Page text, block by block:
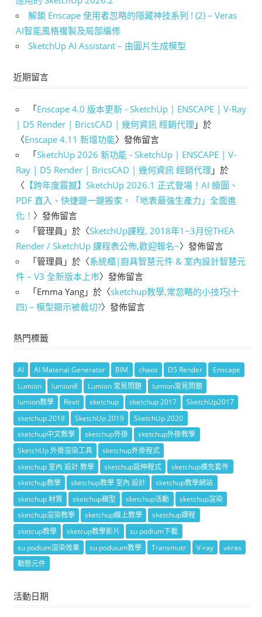
解鎖 Enscape 使用者忽略的隱藏神技系列 ! (2) – Veras
AI智能風格複製及局部編修
SketchUp AI Assistant – 由圖片生成模型
近期留言
「Enscape 4.0 版本更新 - SketchUp | ENSCAPE | V-Ray
| D5 Render | BricsCAD | 幾何資訊 經銷代理 」於
〈Enscape 4.11 新增功能〉發佈留言
「SketchUp 2026 新功能 - SketchUp | ENSCAPE | V-
Ray | D5 Render | BricsCAD | 幾何資訊 經銷代理 」於
〈 【跨年度震撼】SketchUp 2026.1 正式登場！AI 繪圖、
PDF 直入、快捷鍵一鍵搬家，「地表最強生產力」全面進
化！ 〉發佈留言
「管理員 」於〈SketchUp課程, 2018年1~3月份THEA
Render / SketchUp 課程表公佈,歡迎報名~〉發佈留言
「管理員 」於〈系統櫃|廚具智慧元件 & 室內設計智慧元
件 – V3 全新版本上市〉發佈留言
「Emma Yang 」於〈sketchup教學,常忽略的小技巧(十
四) – 模型顯示被裁切?〉發佈留言
熱門標籤
AI AI Material Generator BIM chaos D5 Render
Enscape
Lumion
lumion8 Lumion 常見問題
lumion常見問題
lumion教學
Revit sketchup sketchup 2017
SketchUp2017
sketchup 2018
SketchUp 2019
SketchUp 2020
sketchup中文教學
sketchup外掛
sketchup外掛教學
SketchUp 外掛渲染工具
sketchup外掛程式
sketchup 室內 設計 教學
sketchup延伸程式
sketchup擴充套件
sketchup教學
sketchup教學 室內 設計
sketchup教學網站
sketchup 材質
sketchup模型 sketchup活動
sketchup渲染
sketchup渲染教學
sketchup線上教學
sketchup課程
sketcup教學
sketcup教學影片
su podium下載
su podium渲染效果
su poduium教學 Transmutr V-ray
veras
動態元件
活動日期